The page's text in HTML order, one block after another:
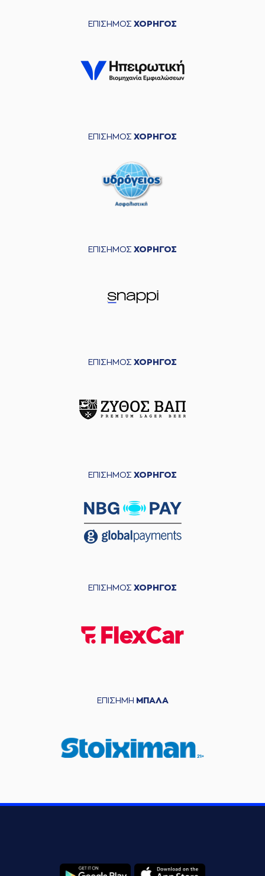
ΕΠΙΣΗΜΟΣ ΧΟΡΗΓΟΣ
ΕΠΙΣΗΜΟΣ ΧΟΡΗΓΟΣ
ΕΠΙΣΗΜΟΣ ΧΟΡΗΓΟΣ
ΕΠΙΣΗΜΟΣ ΧΟΡΗΓΟΣ
ΕΠΙΣΗΜΟΣ ΧΟΡΗΓΟΣ
ΕΠΙΣΗΜΟΣ ΧΟΡΗΓΟΣ
ΕΠΙΣΗΜΗ ΜΠΑΛΑ